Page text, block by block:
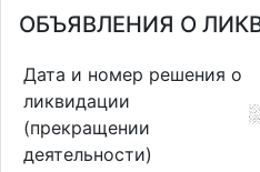
ОБЪЯВЛЕНИЯ О
Дата и номер решения о
ликвидации
(прекращении
деятельности)